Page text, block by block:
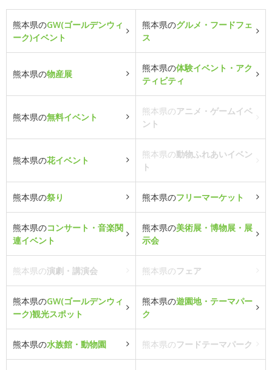
熊本県のGW(ゴールデンウィ
ーク)イベント
熊本県のグルメ・フードフェ
ス
熊本県の物産展
熊本県の体験イベント・アク
ティビティ
熊本県の無料イベント
熊本県のアニメ・ゲームイベ
ント
熊本県の花イベント
熊本県の動物ふれあいイベン
ト
熊本県の祭り 熊本県のフリーマーケット
熊本県のコンサート・音楽関
連イベント
熊本県の美術展・博物展・展
示会
熊本県の演劇・講演会 熊本県のフェア
熊本県のGW(ゴールデンウィ
ーク)観光スポット
熊本県の遊園地・テーマパー
ク
熊本県の水族館・動物園 熊本県のフードテーマパーク